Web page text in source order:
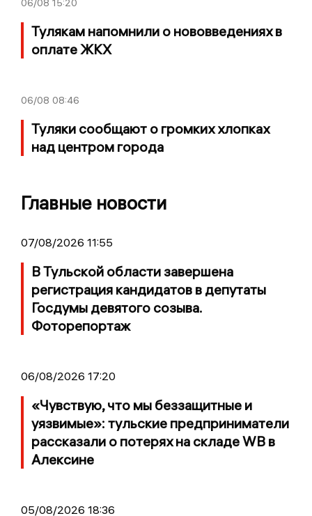
06/08 15:20
Тулякам напомнили о нововведениях в
оплате ЖКХ
06/08 08:46
Туляки сообщают о громких хлопках
над центром города
Главные новости
07/08/2026 11:55
В Тульской области завершена
регистрация кандидатов в депутаты
Госдумы девятого созыва.
Фоторепортаж
06/08/2026 17:20
«Чувствую, что мы беззащитные и
уязвимые»: тульские предприниматели
рассказали о потерях на складе WB в
Алексине
05/08/2026 18:36